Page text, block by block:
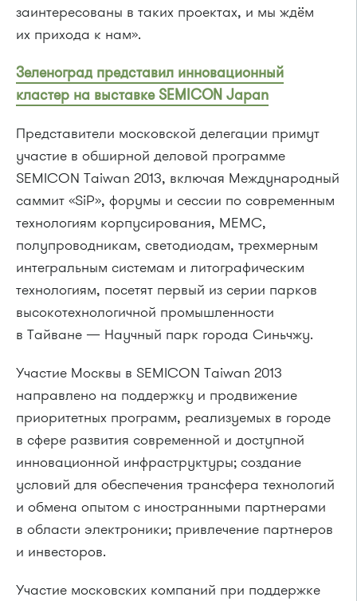
заинтересованы в таких проектах, и мы ждём
их прихода к нам».
Зеленоград представил инновационный
кластер на выставке SEMICON Japan
Представители московской делегации примут
участие в обширной деловой программе
SEMICON Taiwan 2013, включая Международный
саммит «SiP», форумы и сессии по современным
технологиям корпусирования, МЕМС,
полупроводникам, светодиодам, трехмерным
интегральным системам и литографическим
технологиям, посетят первый из серии парков
высокотехнологичной промышленности
в Тайване — Научный парк города Синьчжу.
Участие Москвы в SEMICON Taiwan 2013
направлено на поддержку и продвижение
приоритетных программ, реализуемых в городе
в сфере развития современной и доступной
инновационной инфраструктуры; создание
условий для обеспечения трансфера технологий
и обмена опытом с иностранными партнерами
в области электроники; привлечение партнеров
и инвесторов.
Участие московских компаний при поддержке